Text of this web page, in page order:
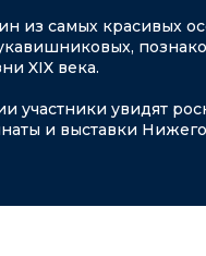
из самых красивых
XIX века.
участники увидят
и выставки